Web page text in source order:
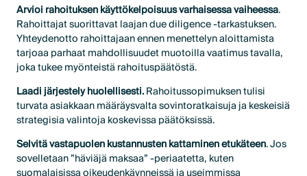
Arvioi rahoituksen käyttökelpoisuus varhaisessa vaiheessa.
Rahoittajat suorittavat laajan due diligence -tarkastuksen.
Yhteydenotto rahoittajaan ennen menettelyn aloittamista
tarjoaa parhaat mahdollisuudet muotoilla vaatimus tavalla,
joka tukee myönteistä rahoituspäätöstä.
Laadi järjestely huolellisesti.Rahoitussopimuksen tulisi
turvata asiakkaan määräysvalta sovintoratkaisuja ja keskeisiä
strategisia valintoja koskevissa päätöksissä.
Selvitä vastapuolen kustannusten kattaminen etukäteen. Jos
sovelletaan ”häviäjä maksaa” -periaatetta, kuten